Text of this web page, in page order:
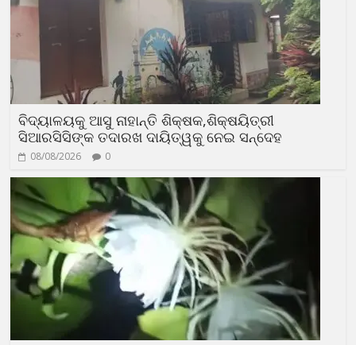
ବିଦ୍ୟାଳୟକୁ ଆସୁ ନାହାନ୍ତି ଶିକ୍ଷକ,ଶିକ୍ଷୟିତ୍ରୀ
ସିଆରସିସିଙ୍କ ତଦାରଖ ଦାୟିତ୍ୱକୁ ନେଇ ସନ୍ଦେହ
08/08/2026 0